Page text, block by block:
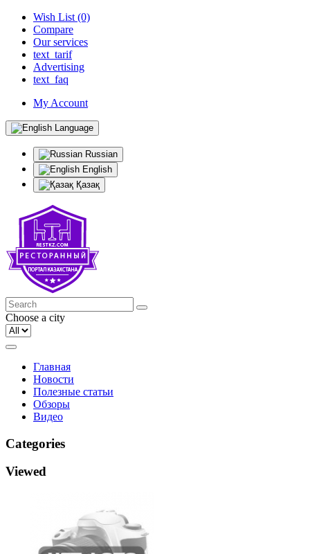
Wish List (0)
Compare
Our services
text_tarif
Advertising
text_faq
My Account
Language
Russian
English
Қазақ
Choose a city
Главная
Новости
Полезные статьи
Обзоры
Видео
Categories
Viewed